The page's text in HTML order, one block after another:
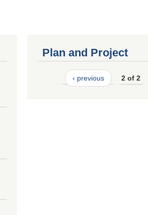
Plan and Project
‹ previous 2 of 2